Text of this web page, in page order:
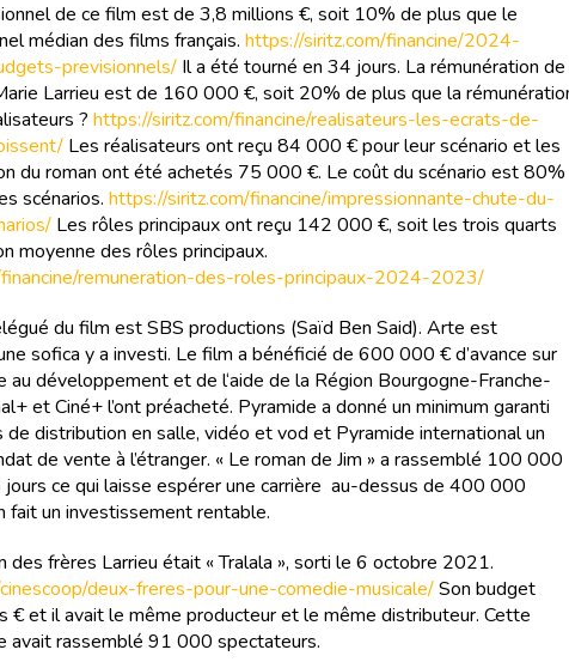
de ce film est de 3,8 millions €, soit 10% de plus que le
médian des films français. https://siritz.com/financine/2024-
previsionnels/ Il a été tourné en 34 jours. La rémunération de
Larrieu est de 160 000 €, soit 20% de plus que la
? https://siritz.com/financine/realisateurs-les-ecrats-de-
Les réalisateurs ont reçu 84 000 € pour leur scénario et les
du roman ont été achetés 75 000 €. Le coût du scénario est 80%
scénarios. https://siritz.com/financine/impressionnante-chute-du-
Les rôles principaux ont reçu 142 000 €, soit les trois quarts
moyenne des rôles principaux.
remuneration-des-roles-principaux-2024-2023/
du film est SBS productions (Saïd Ben Said). Arte est
sofica y a investi. Le film a bénéficié de 600 000 € d’avance sur
au développement et de l‘aide de la Région Bourgogne-Franche-
et Ciné+ l’ont préacheté. Pyramide a donné un minimum garanti
de distribution en salle, vidéo et vod et Pyramide international un
de vente à l’étranger. « Le roman de Jim » a rassemblé 100 000
ce qui laisse espérer une carrière au-dessus de 400 000
fait un investissement rentable.
des frères Larrieu était « Tralala », sorti le 6 octobre 2021.
deux-freres-pour-une-comedie-musicale/Son budget
€ et il avait le même producteur et le même distributeur. Cette
avait rassemblé 91 000 spectateurs.